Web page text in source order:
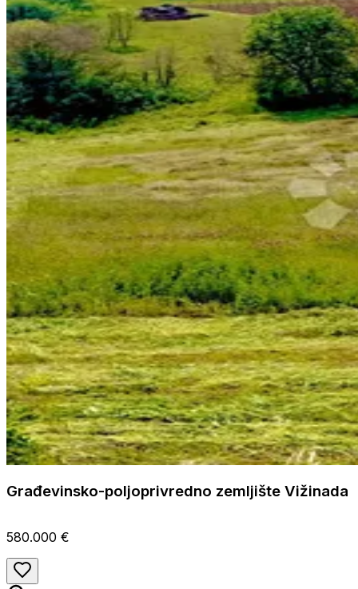
Građevinsko-poljoprivredno zemljište Vižinada
580.000 €